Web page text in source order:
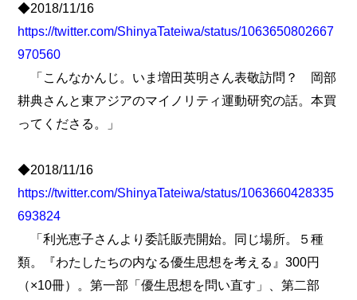
◆2018/11/16
https://twitter.com/ShinyaTateiwa/status/1063650802667
970560
「こんなかんじ。いま増田英明さん表敬訪問？ 岡部
耕典さんと東アジアのマイノリティ運動研究の話。本買
ってくださる。」
◆2018/11/16
https://twitter.com/ShinyaTateiwa/status/1063660428335
693824
「利光恵子さんより委託販売開始。同じ場所。５種
類。『わたしたちの内なる優生思想を考える』300円
（×10冊）。第一部「優生思想を問い直す」、第二部